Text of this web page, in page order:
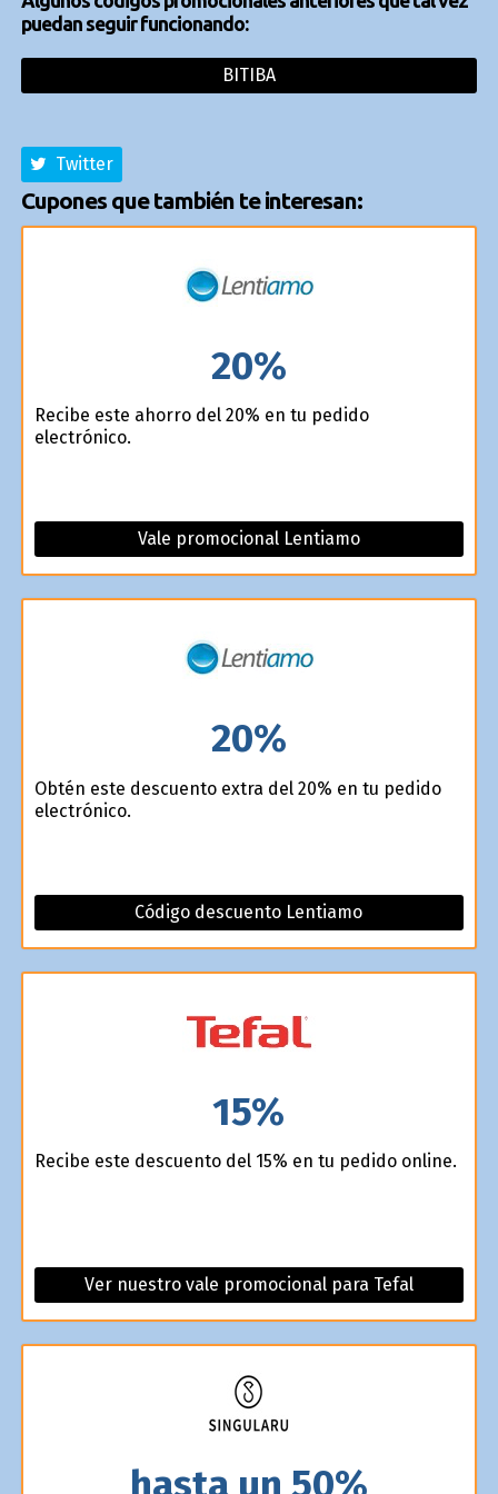
puedan seguir funcionando:
BITIBA
Twitter
Cupones que también te interesan:
20%
Recibe este ahorro del 20% en tu pedido
electrónico.
Vale promocional Lentiamo
20%
Obtén este descuento extra del 20% en tu pedido
electrónico.
Código descuento Lentiamo
15%
Recibe este descuento del 15% en tu pedido online.
Ver nuestro vale promocional para Tefal
hasta un 50%